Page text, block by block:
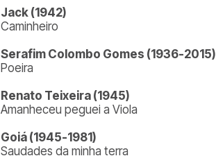
Jack (1942)
Caminheiro
Serafim Colombo Gomes (1936-2015)
Poeira
Renato Teixeira (1945)
Amanheceu peguei a Viola
Goiá (1945-1981)
Saudades da minha terra